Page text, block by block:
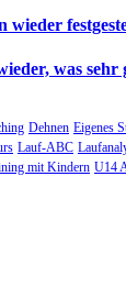
wieder
was sehr
Dehnen Eigenes
Lauf-ABC
mit Kindern U14